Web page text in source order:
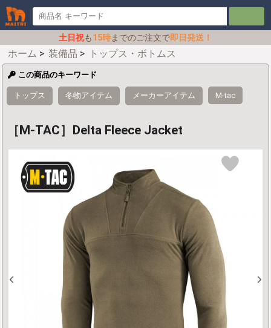
土日祝も15時までのご注文で即日発送！
ホーム > 装備品 > トップス・ボトムス
この商品のキーワード
トップス 冬物アイテム メーカーアイテム M-tac
［M-TAC］Delta Fleece Jacket